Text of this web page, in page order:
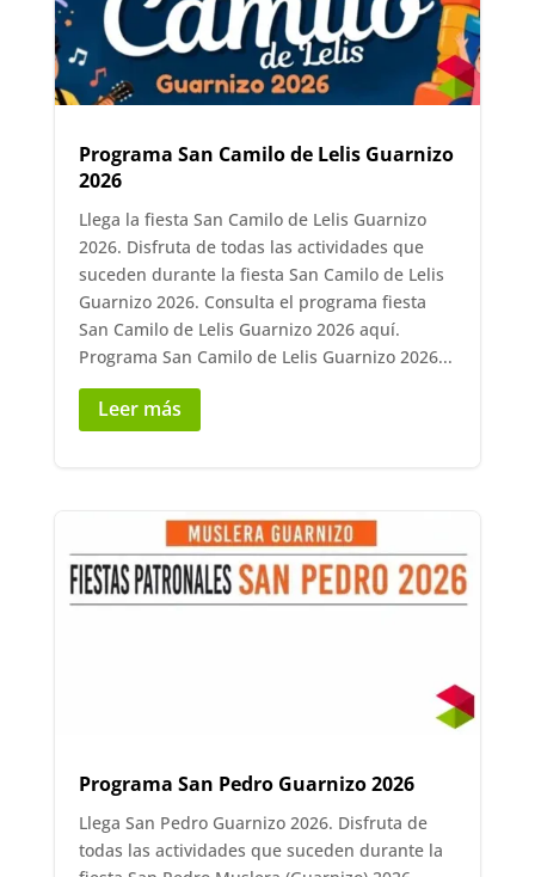
Programa San Camilo de Lelis Guarnizo
2026
Llega la fiesta San Camilo de Lelis Guarnizo
2026. Disfruta de todas las actividades que
suceden durante la fiesta San Camilo de Lelis
Guarnizo 2026. Consulta el programa fiesta
San Camilo de Lelis Guarnizo 2026 aquí.
Programa San Camilo de Lelis Guarnizo 2026...
Leer más
Programa San Pedro Guarnizo 2026
Llega San Pedro Guarnizo 2026. Disfruta de
todas las actividades que suceden durante la